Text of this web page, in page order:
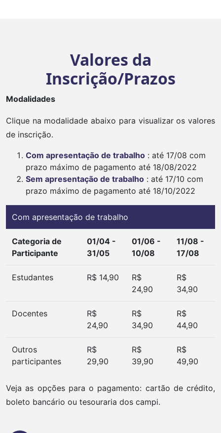
Valores da
Inscrição/Prazos
Modalidades
Clique na modalidade abaixo para visualizar os valores
de inscrição.
Com apresentação de trabalho : até 17/08 com
prazo máximo de pagamento até 18/08/2022
Sem apresentação de trabalho : até 17/10 com
prazo máximo de pagamento até 18/10/2022
Com apresentação de trabalho
Categoria de
Participante
01/04 -
31/05
01/06 -
10/08
11/08 -
17/08
Estudantes R$ 14,90
R$
24,90
R$
34,90
Docentes
R$
24,90
R$
34,90
R$
44,90
Outros
participantes
R$
29,90
R$
39,90
R$
49,90
Veja as opções para o pagamento: cartão de crédito,
boleto bancário ou tesouraria dos campi.